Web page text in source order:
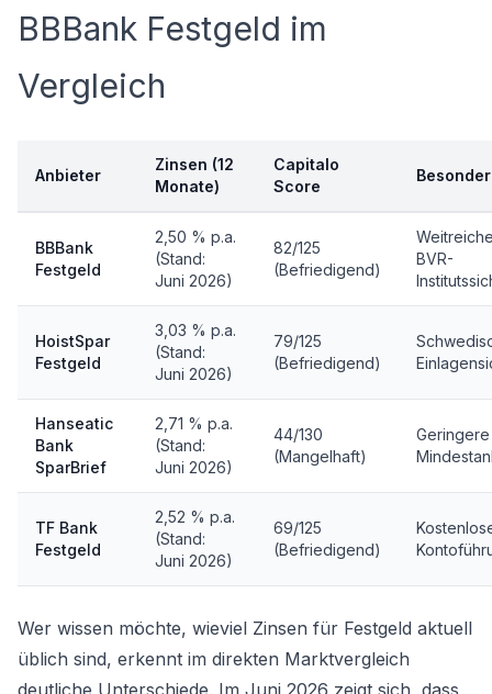
BBBank Festgeld im
Vergleich
Anbieter
Zinsen (12
Monate)
Capitalo
Score
BBBank
Festgeld
2,50 % p.a.
(Stand:
Juni 2026)
82/125
(Befriedigend)
BVR-
HoistSpar
Festgeld
3,03 % p.a.
(Stand:
Juni 2026)
79/125
(Befriedigend)
Hanseatic
Bank
SparBrief
2,71 % p.a.
(Stand:
Juni 2026)
44/130
(Mangelhaft)
Geringere
TF Bank
Festgeld
2,52 % p.a.
(Stand:
Juni 2026)
69/125
(Befriedigend)
Wer wissen möchte, wieviel Zinsen für Festgeld aktuell
üblich sind, erkennt im direkten Marktvergleich
deutliche Unterschiede. Im Juni 2026 zeigt sich, dass